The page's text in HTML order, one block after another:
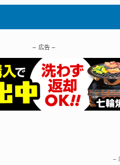
– 広告 –
–